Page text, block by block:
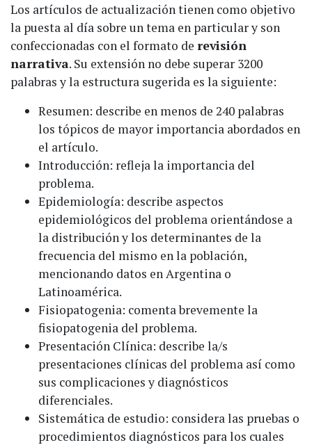
Los artículos de actualización tienen como objetivo
la puesta al día sobre un tema en particular y son
confeccionadas con el formato de revisión
narrativa. Su extensión no debe superar 3200
palabras y la estructura sugerida es la siguiente:
Resumen: describe en menos de 240 palabras
los tópicos de mayor importancia abordados en
el artículo.
Introducción: refleja la importancia del
problema.
Epidemiología: describe aspectos
epidemiológicos del problema orientándose a
la distribución y los determinantes de la
frecuencia del mismo en la población,
mencionando datos en Argentina o
Latinoamérica.
Fisiopatogenia: comenta brevemente la
fisiopatogenia del problema.
Presentación Clínica: describe la/s
presentaciones clínicas del problema así como
sus complicaciones y diagnósticos
diferenciales.
Sistemática de estudio: considera las pruebas o
procedimientos diagnósticos para los cuales